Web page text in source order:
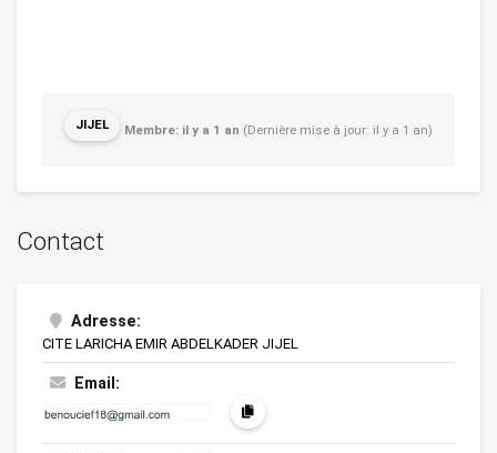
JIJEL Membre: il y a 1 an (Dernière mise à jour: il y a 1 an)
Contact
Adresse:
CITE LARICHA EMIR ABDELKADER JIJEL
Email: